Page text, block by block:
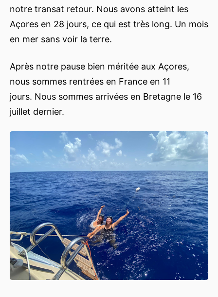
notre transat retour. Nous avons atteint les
Açores en 28 jours, ce qui est très long. Un mois
en mer sans voir la terre.
Après notre pause bien méritée aux Açores,
nous sommes rentrées en France en 11
jours. Nous sommes arrivées en Bretagne le 16
juillet dernier.